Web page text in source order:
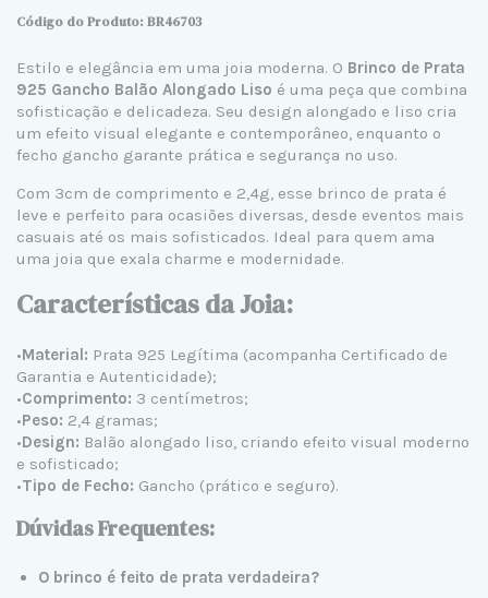
Código do Produto: BR46703
Estilo e elegância em uma joia moderna. O Brinco de Prata
925 Gancho Balão Alongado Liso é uma peça que combina
sofisticação e delicadeza. Seu design alongado e liso cria
um efeito visual elegante e contemporâneo, enquanto o
fecho gancho garante prática e segurança no uso.
Com 3cm de comprimento e 2,4g, esse brinco de prata é
leve e perfeito para ocasiões diversas, desde eventos mais
casuais até os mais sofisticados. Ideal para quem ama
uma joia que exala charme e modernidade.
Características da Joia:
•Material: Prata 925 Legítima (acompanha Certificado de
Garantia e Autenticidade);
•Comprimento: 3 centímetros;
•Peso: 2,4 gramas;
•Design: Balão alongado liso, criando efeito visual moderno
e sofisticado;
•Tipo de Fecho: Gancho (prático e seguro).
Dúvidas Frequentes:
O brinco é feito de prata verdadeira?